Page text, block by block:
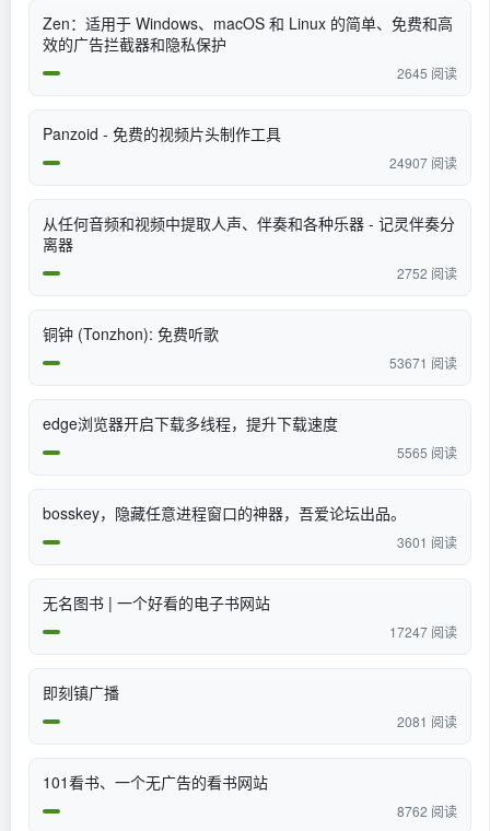
Zen：适用于 Windows、macOS 和 Linux 的简单、免费和高
效的广告拦截器和隐私保护
2645 阅读
Panzoid - 免费的视频片头制作工具
24907 阅读
从任何音频和视频中提取人声、伴奏和各种乐器 - 记灵伴奏分
离器
2752 阅读
铜钟 (Tonzhon): 免费听歌
53671 阅读
edge浏览器开启下载多线程，提升下载速度
5565 阅读
bosskey，隐藏任意进程窗口的神器，吾爱论坛出品。
3601 阅读
无名图书 | 一个好看的电子书网站
17247 阅读
即刻镇广播
2081 阅读
101看书、一个无广告的看书网站
8762 阅读